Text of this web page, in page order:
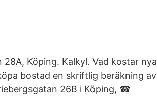
Köping. Kalkyl. Vad kostar nya
bostad en skriftlig beräkning av
26B i Köping, ☎